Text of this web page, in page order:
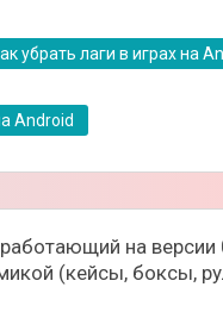
убрать лаги в играх на
Android
на
(кейсы, боксы,